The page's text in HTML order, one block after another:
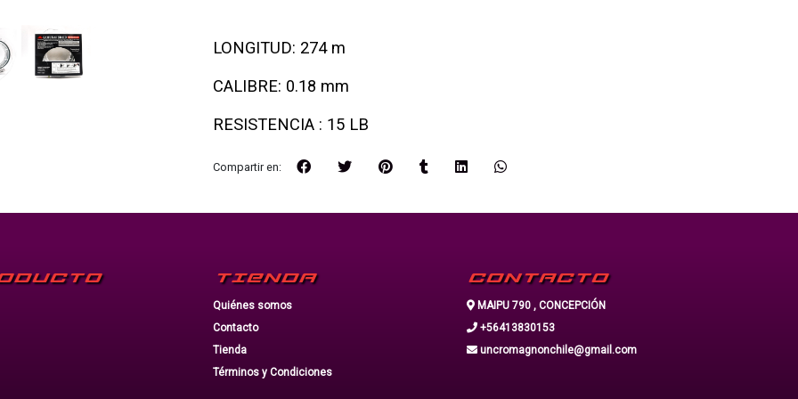
LONGITUD: 274 m
CALIBRE: 0.18 mm
RESISTENCIA : 15 LB
Compartir en:
TIENDA
Quiénes somos
Contacto
Tienda
Términos y Condiciones
CONTACTO
MAIPU 790 , CONCEPCIÓN
+56413830153
uncromagnonchile@gmail.com